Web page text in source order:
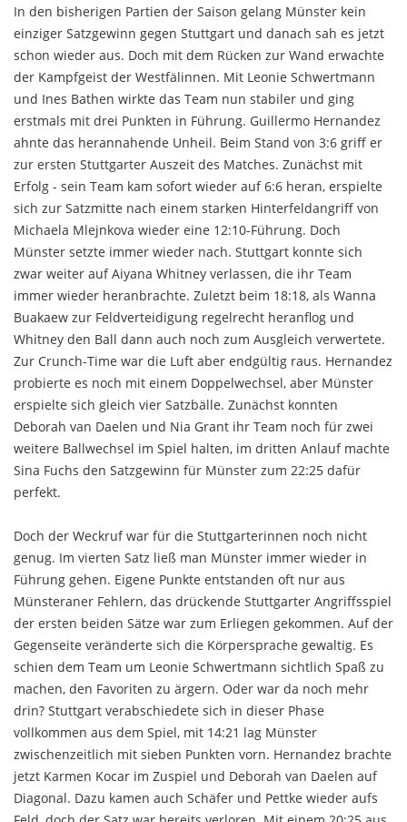
In den bisherigen Partien der Saison gelang Münster kein
einziger Satzgewinn gegen Stuttgart und danach sah es jetzt
schon wieder aus. Doch mit dem Rücken zur Wand erwachte
der Kampfgeist der Westfälinnen. Mit Leonie Schwertmann
und Ines Bathen wirkte das Team nun stabiler und ging
erstmals mit drei Punkten in Führung. Guillermo Hernandez
ahnte das herannahende Unheil. Beim Stand von 3:6 griff er
zur ersten Stuttgarter Auszeit des Matches. Zunächst mit
Erfolg - sein Team kam sofort wieder auf 6:6 heran, erspielte
sich zur Satzmitte nach einem starken Hinterfeldangriff von
Michaela Mlejnkova wieder eine 12:10-Führung. Doch
Münster setzte immer wieder nach. Stuttgart konnte sich
zwar weiter auf Aiyana Whitney verlassen, die ihr Team
immer wieder heranbrachte. Zuletzt beim 18:18, als Wanna
Buakaew zur Feldverteidigung regelrecht heranflog und
Whitney den Ball dann auch noch zum Ausgleich verwertete.
Zur Crunch-Time war die Luft aber endgültig raus. Hernandez
probierte es noch mit einem Doppelwechsel, aber Münster
erspielte sich gleich vier Satzbälle. Zunächst konnten
Deborah van Daelen und Nia Grant ihr Team noch für zwei
weitere Ballwechsel im Spiel halten, im dritten Anlauf machte
Sina Fuchs den Satzgewinn für Münster zum 22:25 dafür
perfekt.
Doch der Weckruf war für die Stuttgarterinnen noch nicht
genug. Im vierten Satz ließ man Münster immer wieder in
Führung gehen. Eigene Punkte entstanden oft nur aus
Münsteraner Fehlern, das drückende Stuttgarter Angriffsspiel
der ersten beiden Sätze war zum Erliegen gekommen. Auf der
Gegenseite veränderte sich die Körpersprache gewaltig. Es
schien dem Team um Leonie Schwertmann sichtlich Spaß zu
machen, den Favoriten zu ärgern. Oder war da noch mehr
drin? Stuttgart verabschiedete sich in dieser Phase
vollkommen aus dem Spiel, mit 14:21 lag Münster
zwischenzeitlich mit sieben Punkten vorn. Hernandez brachte
jetzt Karmen Kocar im Zuspiel und Deborah van Daelen auf
Diagonal. Dazu kamen auch Schäfer und Pettke wieder aufs